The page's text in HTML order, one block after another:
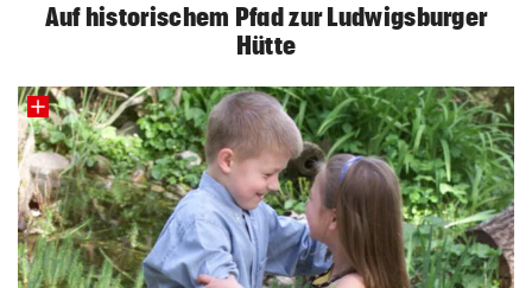
Auf historischem Pfad zur Ludwigsburger
Hütte